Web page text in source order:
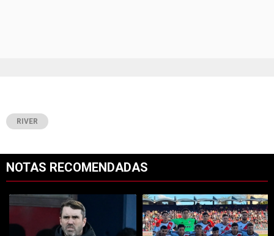
RIVER
NOTAS RECOMENDADAS
Un artículo de tendencia con el título "Coudet tras la derrota ante
Un artículo de tendencia con el